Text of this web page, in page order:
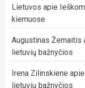
Lietuvos apie
kiemuose
Augustinas Žemaitis
lietuvių bažnyčios
Irena Zilinskiene apie
lietuvių bažnyčios